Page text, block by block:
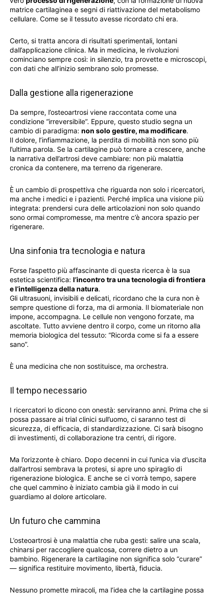
matrice cartilaginea e segni di riattivazione del metabolismo
cellulare. Come se il tessuto avesse ricordato chi era.
Certo, si tratta ancora di risultati sperimentali, lontani
dall’applicazione clinica. Ma in medicina, le rivoluzioni
cominciano sempre così: in silenzio, tra provette e microscopi,
con dati che all’inizio sembrano solo promesse.
Dalla gestione alla rigenerazione
Da sempre, l’osteoartrosi viene raccontata come una
condizione “irreversibile”. Eppure, questo studio segna un
cambio di paradigma: non solo gestire, ma modificare.
Il dolore, l’infiammazione, la perdita di mobilità non sono più
l’ultima parola. Se la cartilagine può tornare a crescere, anche
la narrativa dell’artrosi deve cambiare: non più malattia
cronica da contenere, ma terreno da rigenerare.
È un cambio di prospettiva che riguarda non solo i ricercatori,
ma anche i medici e i pazienti. Perché implica una visione più
integrata: prendersi cura delle articolazioni non solo quando
sono ormai compromesse, ma mentre c’è ancora spazio per
rigenerare.
Una sinfonia tra tecnologia e natura
Forse l’aspetto più affascinante di questa ricerca è la sua
estetica scientifica: l’incontro tra una tecnologia di frontiera
e l’intelligenza della natura.
Gli ultrasuoni, invisibili e delicati, ricordano che la cura non è
sempre questione di forza, ma di armonia. Il biomateriale non
impone, accompagna. Le cellule non vengono forzate, ma
ascoltate. Tutto avviene dentro il corpo, come un ritorno alla
memoria biologica del tessuto: “Ricorda come si fa a essere
sano”.
È una medicina che non sostituisce, ma orchestra.
Il tempo necessario
I ricercatori lo dicono con onestà: serviranno anni. Prima che si
possa passare ai trial clinici sull’uomo, ci saranno test di
sicurezza, di efficacia, di standardizzazione. Ci sarà bisogno
di investimenti, di collaborazione tra centri, di rigore.
Ma l’orizzonte è chiaro. Dopo decenni in cui l’unica via d’uscita
dall’artrosi sembrava la protesi, si apre uno spiraglio di
rigenerazione biologica. E anche se ci vorrà tempo, sapere
che quel cammino è iniziato cambia già il modo in cui
guardiamo al dolore articolare.
Un futuro che cammina
L’osteoartrosi è una malattia che ruba gesti: salire una scala,
chinarsi per raccogliere qualcosa, correre dietro a un
bambino. Rigenerare la cartilagine non significa solo “curare”
— significa restituire movimento, libertà, fiducia.
Nessuno promette miracoli, ma l’idea che la cartilagine possa